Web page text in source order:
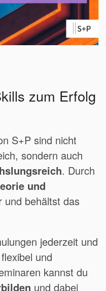
zum Erfolg
S+P sind nicht
sondern auch
. Durch
und
und behältst das
jederzeit und
und
kannst du
und dabei